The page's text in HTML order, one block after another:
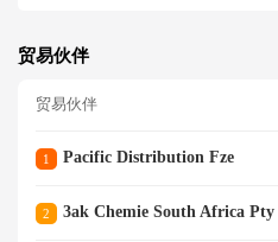
贸易伙伴
贸易伙伴
1 Pacific Distribution Fze
2 3ak Chemie South Africa